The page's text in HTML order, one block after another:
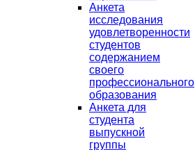
Анкета
исследования
удовлетворенности
студентов
содержанием
своего
профессионального
образования
Анкета для
студента
выпускной
группы